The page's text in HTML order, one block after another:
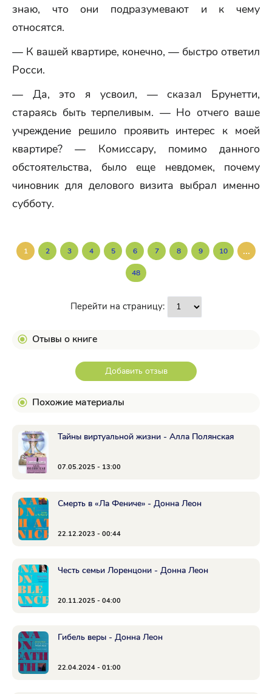
знаю, что они подразумевают и к чему
относятся.
— К вашей квартире, конечно, — быстро ответил
Росси.
— Да, это я усвоил, — сказал Брунетти,
стараясь быть терпеливым. — Но отчего ваше
учреждение решило проявить интерес к моей
квартире? — Комиссару, помимо данного
обстоятельства, было еще невдомек, почему
чиновник для делового визита выбрал именно
субботу.
1 2 3 4 5 6 7 8 9 10 ...
48
Перейти на страницу:
Отывы о книге
Добавить отзыв
Похожие материалы
Тайны виртуальной жизни - Алла Полянская
07.05.2025 - 13:00
Смерть в «Ла Фениче» - Донна Леон
22.12.2023 - 00:44
Честь семьи Лоренцони - Донна Леон
20.11.2025 - 04:00
Гибель веры - Донна Леон
22.04.2024 - 01:00